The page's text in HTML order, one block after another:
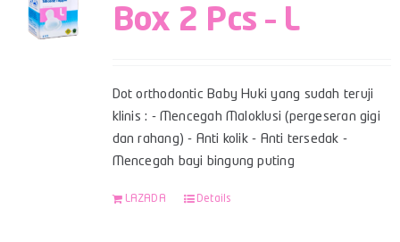
Box 2 Pcs – L
Dot orthodontic Baby Huki yang sudah teruji
klinis : - Mencegah Maloklusi (pergeseran gigi
dan rahang) - Anti kolik - Anti tersedak -
Mencegah bayi bingung puting
LAZADA Details